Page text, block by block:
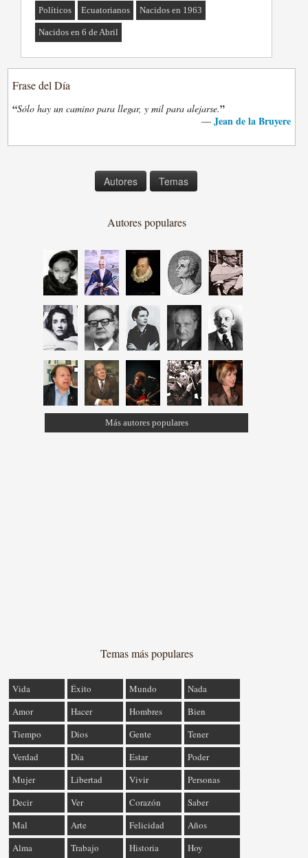
Políticos Ecuatorianos Nacidos en 1963
Nacidos en 6 de Abril
Frase del Día
“Sólo hay un camino para llegar, y mil para alejarse.”
— Jean de la Bruyere
Autores Temas
Autores populares
Más autores populares
Temas más populares
Vida Éxito Mundo
Nada
Amor
Hacer Hombres
Bien
Tiempo
Dios Gente
Tener
Verdad
Día Estar
Poder
Mujer
Libertad Vivir
Personas
Decir
Ver Corazón
Saber
Mal
Arte Felicidad
Años
Alma
Trabajo Historia Hoy